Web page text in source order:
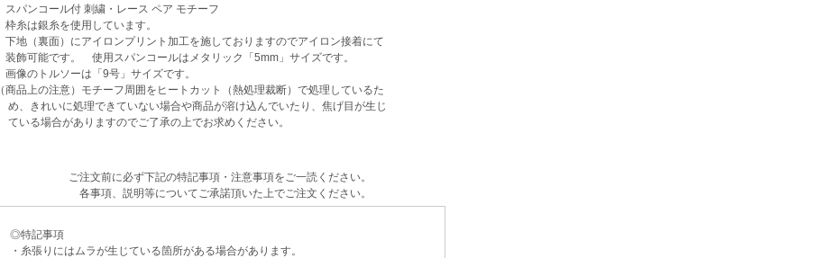
スパンコール付 刺繍・レース ペア モチーフ
枠糸は銀糸を使用しています。
下地（裏面）にアイロンプリント加工を施しておりますのでアイロン接着にて
装飾可能です。 使用スパンコールはメタリック「5mm」サイズです。
画像のトルソーは「9号」サイズです。
（商品上の注意）モチーフ周囲をヒートカット（熱処理裁断）で処理しているた
め、きれいに処理できていない場合や商品が溶け込んでいたり、焦げ目が生じ
ている場合がありますのでご了承の上でお求めください。
ご注文前に必ず下記の特記事項・注意事項をご一読ください。
各事項、説明等についてご承諾頂いた上でご注文ください。
◎特記事項
・糸張りにはムラが生じている箇所がある場合があります。